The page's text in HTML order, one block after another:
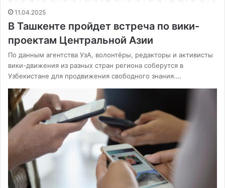
11.04.2025
В Ташкенте пройдет встреча по вики-
проектам Центральной Азии
По данным агентства УзА, волонтёры, редакторы и активисты
вики-движения из разных стран региона соберутся в
Узбекистане для продвижения свободного знания.…